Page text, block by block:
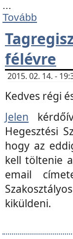
...
Tovább
félévre
2015. 02. 14. -
Kedves régi
Jelen
Hegesztési
hogy az
kell töltenie
email
kiküldeni.